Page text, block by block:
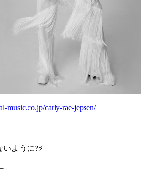
music.co.jp/carly-rae-jepsen/
ように?⚡